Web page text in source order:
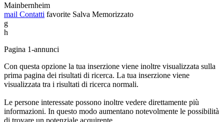
Mainbernheim
mail Contatti favorite Salva Memorizzato
g
h
Pagina 1-annunci
Con questa opzione la tua inserzione viene inoltre visualizzata sulla
prima pagina dei risultati di ricerca. La tua inserzione viene
visualizzata tra i risultati di ricerca normali.
Le persone interessate possono inoltre vedere direttamente più
informazioni. In questo modo aumentano notevolmente le possibilità
di trovare un potenziale acquirente.